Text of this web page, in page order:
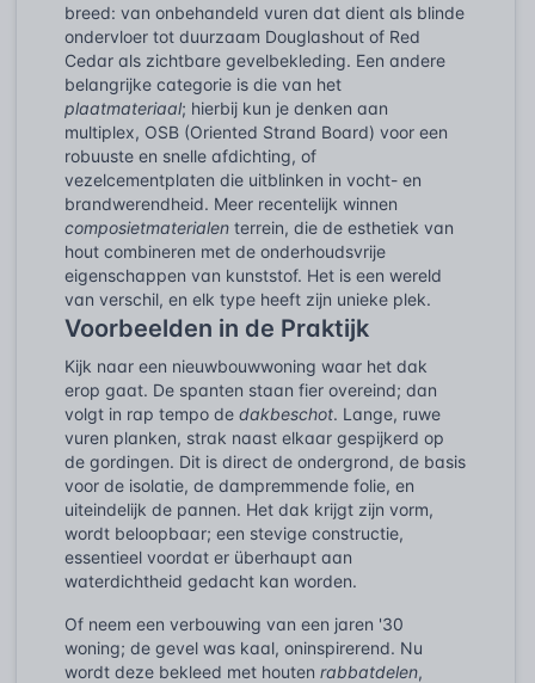
breed: van onbehandeld vuren dat dient als blinde
ondervloer tot duurzaam Douglashout of Red
Cedar als zichtbare gevelbekleding. Een andere
belangrijke categorie is die van het
plaatmateriaal; hierbij kun je denken aan
multiplex, OSB (Oriented Strand Board) voor een
robuuste en snelle afdichting, of
vezelcementplaten die uitblinken in vocht- en
brandwerendheid. Meer recentelijk winnen
composietmaterialen terrein, die de esthetiek van
hout combineren met de onderhoudsvrije
eigenschappen van kunststof. Het is een wereld
van verschil, en elk type heeft zijn unieke plek.
Voorbeelden in de Praktijk
Kijk naar een nieuwbouwwoning waar het dak
erop gaat. De spanten staan fier overeind; dan
volgt in rap tempo de dakbeschot. Lange, ruwe
vuren planken, strak naast elkaar gespijkerd op
de gordingen. Dit is direct de ondergrond, de basis
voor de isolatie, de dampremmende folie, en
uiteindelijk de pannen. Het dak krijgt zijn vorm,
wordt beloopbaar; een stevige constructie,
essentieel voordat er überhaupt aan
waterdichtheid gedacht kan worden.
Of neem een verbouwing van een jaren '30
woning; de gevel was kaal, oninspirerend. Nu
wordt deze bekleed met houten rabbatdelen,